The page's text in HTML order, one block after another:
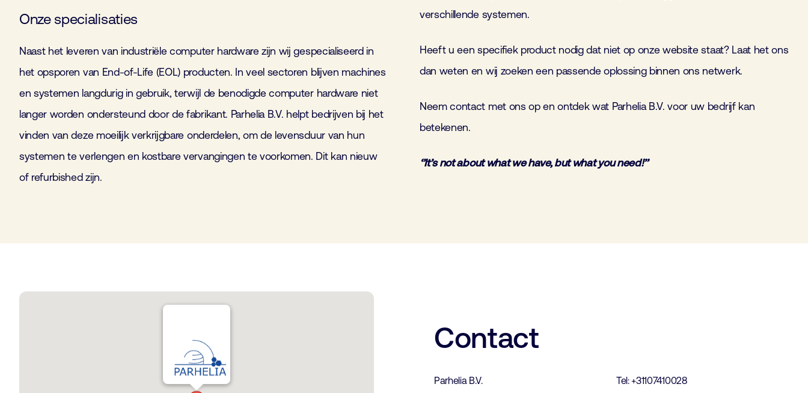
Onze specialisaties
Naast het leveren van industriële computer hardware zijn wij gespecialiseerd in
het opsporen van End-of-Life (EOL) producten. In veel sectoren blijven machines
en systemen langdurig in gebruik, terwijl de benodigde computer hardware niet
langer worden ondersteund door de fabrikant. Parhelia B.V. helpt bedrijven bij het
vinden van deze moeilijk verkrijgbare onderdelen, om de levensduur van hun
systemen te verlengen en kostbare vervangingen te voorkomen. Dit kan nieuw
of refurbished zijn.
verschillende systemen.
Heeft u een specifiek product nodig dat niet op onze website staat? Laat het ons
dan weten en wij zoeken een passende oplossing binnen ons netwerk.
Neem contact met ons op en ontdek wat Parhelia B.V. voor uw bedrijf kan
betekenen.
‘’It’s not about what we have, but what you need!’’
Contact
Parhelia B.V.
Tel: +31107410028